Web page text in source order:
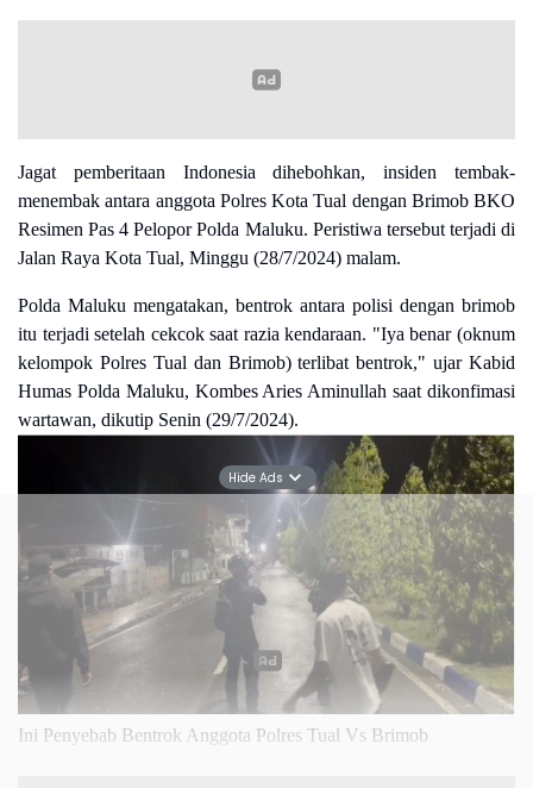
Jagat pemberitaan Indonesia dihebohkan, insiden tembak-
menembak antara anggota Polres Kota Tual dengan Brimob BKO
Resimen Pas 4 Pelopor Polda Maluku. Peristiwa tersebut terjadi di
Jalan Raya Kota Tual, Minggu (28/7/2024) malam.
Polda Maluku mengatakan, bentrok antara polisi dengan brimob
itu terjadi setelah cekcok saat razia kendaraan. "Iya benar (oknum
kelompok Polres Tual dan Brimob) terlibat bentrok," ujar Kabid
Humas Polda Maluku, Kombes Aries Aminullah saat dikonfimasi
wartawan, dikutip Senin (29/7/2024).
Ini Penyebab Bentrok Anggota Polres Tual Vs Brimob
Hide Ads